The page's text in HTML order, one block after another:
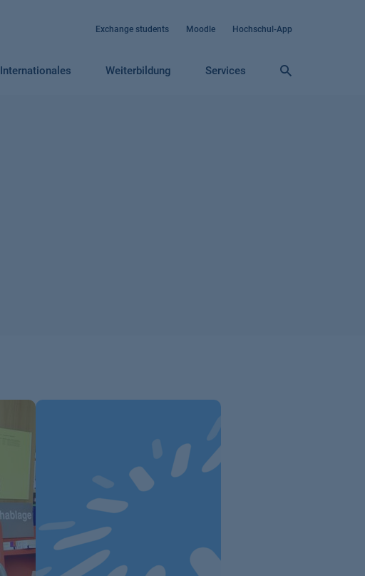
Exchange students Moodle Hochschul-App
Internationales Weiterbildung Services